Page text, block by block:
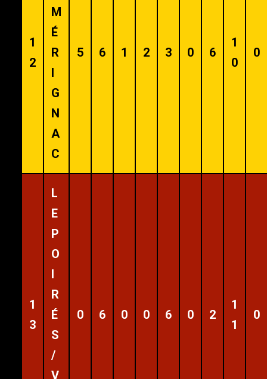
1
2
M
É
R
I
G
N
A
C
5 6 1 2 3 0 6
1
0
0
1
3
L
E
P
O
I
R
É
S
/
V
0 6 0 0 6 0 2
1
1
0